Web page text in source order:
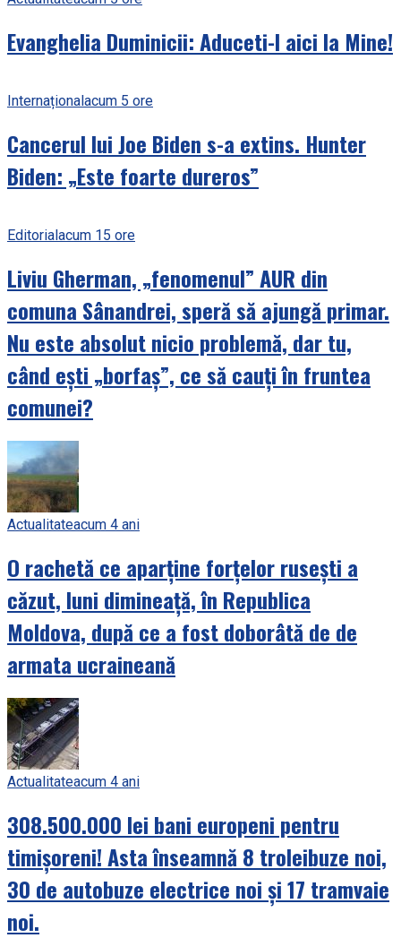
Evanghelia Duminicii: Aduceti-l aici la Mine!
Internațional acum 5 ore
Cancerul lui Joe Biden s-a extins. Hunter
Biden: „Este foarte dureros”
Editorialacum 15 ore
Liviu Gherman, „fenomenul” AUR din
comuna Sânandrei, speră să ajungă primar.
Nu este absolut nicio problemă, dar tu,
când ești „borfaș”, ce să cauți în fruntea
comunei?
Actualitateacum 4 ani
O rachetă ce aparține forțelor rusești a
căzut, luni dimineață, în Republica
Moldova, după ce a fost doborâtă de de
armata ucraineană
Actualitateacum 4 ani
308.500.000 lei bani europeni pentru
timișoreni! Asta înseamnă 8 troleibuze noi,
30 de autobuze electrice noi și 17 tramvaie
noi.